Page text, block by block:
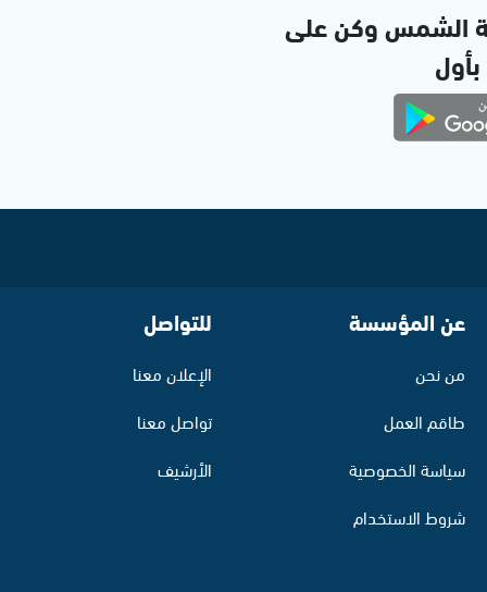
الشمس وكن على
بأول
عن المؤسسة
من نحن
طاقم العمل
سياسة الخصوصية
شروط الاستخدام
للتواصل
الإعلان معنا
تواصل معنا
الأرشيف